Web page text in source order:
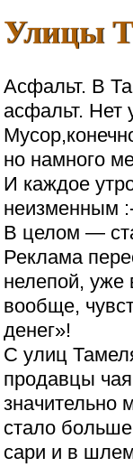
Улицы
Асфальт. В
асфальт. Нет
но намного
И каждое
неизменным
В целом —
Реклама
нелепой, уже
вообще,
денег»!
С улиц
продавцы
значительно
стало
сари и в